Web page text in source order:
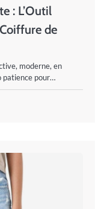
: L’Outil
de
moderne, en
patience pour…